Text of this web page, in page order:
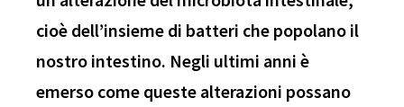
cioè dell’insieme di batteri che popolano il
nostro intestino. Negli ultimi anni è
emerso come queste alterazioni possano